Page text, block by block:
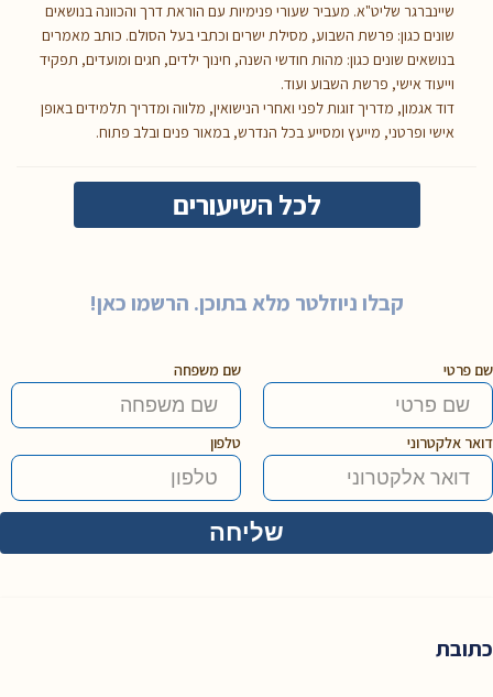
שיינברגר שליט"א. מעביר שעורי פנימיות עם הוראת דרך והכוונה בנושאים
שונים כגון: פרשת השבוע, מסילת ישרים וכתבי בעל הסולם. כותב מאמרים
בנושאים שונים כגון: מהות חודשי השנה, חינוך ילדים, חגים ומועדים, תפקיד
וייעוד אישי, פרשת השבוע ועוד.
דוד אגמון, מדריך זוגות לפני ואחרי הנישואין, מלווה ומדריך תלמידים באופן
אישי ופרטני, מייעץ ומסייע בכל הנדרש, במאור פנים ובלב פתוח.
לכל השיעורים
קבלו ניוזלטר מלא בתוכן. הרשמו כאן!
שם פרטי שם משפחה
דואר אלקטרוני טלפון
כתובת